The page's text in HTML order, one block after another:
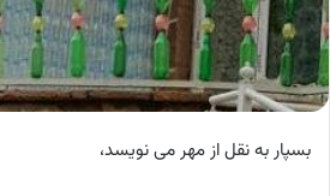
بسپار به نقل از مهر می نویسد،